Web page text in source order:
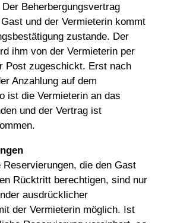
Beherbergungsvertrag
und der Vermieterin kommt
zustande. Der
ihm von der Vermieterin per
Post zugeschickt. Erst nach
Anzahlung auf dem
ist die Vermieterin an das
und der Vertrag ist
Reservierungen, die den Gast
Rücktritt berechtigen, sind nur
ausdrücklicher
der Vermieterin möglich. Ist